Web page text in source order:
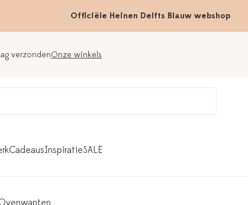
Officiële Heinen Delfts Blauw webshop
verzondenOnze winkels
CadeausInspiratieSALE